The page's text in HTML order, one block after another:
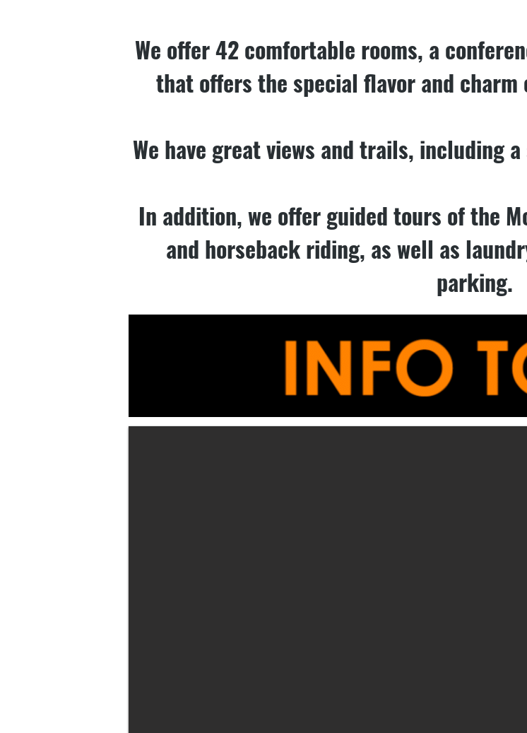
We offer 42 comfortable rooms, a
that offers the special flavor and charm
We have great views and trails, including
In addition, we offer guided tours of the
and horseback riding, as well as
parking.